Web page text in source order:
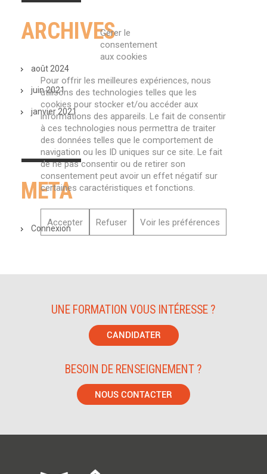
Gérer le
consentement
aux cookies
Pour offrir les meilleures expériences, nous
utilisons des technologies telles que les
cookies pour stocker et/ou accéder aux
informations des appareils. Le fait de consentir
à ces technologies nous permettra de traiter
des données telles que le comportement de
navigation ou les ID uniques sur ce site. Le fait
de ne pas consentir ou de retirer son
consentement peut avoir un effet négatif sur
certaines caractéristiques et fonctions.
Accepter Refuser Voir les préférences
ARCHIVES
août 2024
juin 2021
janvier 2021
META
Connexion
UNE FORMATION VOUS INTÉRESSE ?
CANDIDATER
BESOIN DE RENSEIGNEMENT ?
NOUS CONTACTER